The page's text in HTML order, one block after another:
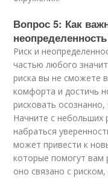
Вопрос 5: Как
Риск и
частью любого
риска вы не сможете
комфорта и достичь
рисковать
Начните с небольших
набраться
может привести к
которые помогут вам
оно связано с